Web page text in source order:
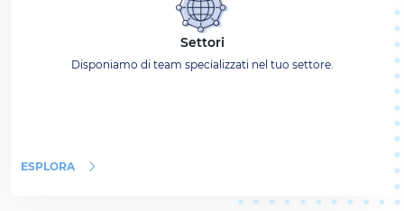
Settori
Disponiamo di team specializzati nel tuo settore.
ESPLORA